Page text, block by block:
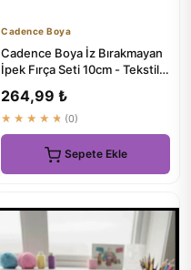
Cadence Boya
Cadence Boya İz Bırakmayan
İpek Fırça Seti 10cm - Tekstil
264,99 ₺
★★★★★ (0)
Sepete Ekle